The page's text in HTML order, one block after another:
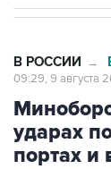
В РОССИИ →
09:29, 9 августа
ударах
портах и